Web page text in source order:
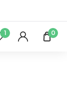
1 0